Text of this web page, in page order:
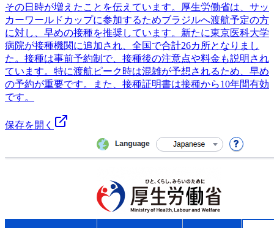
その日時が増えたことを伝えています。厚生労働省は、サッ
カーワールドカップに参加するためブラジルへ渡航予定の方
に対し、早めの接種を推奨しています。新たに東京医科大学
病院が接種機関に追加され、全国で合計26カ所となりまし
た。接種は事前予約制で、接種後の注意点や料金も説明され
ています。特に渡航ピーク時は混雑が予想されるため、早め
の予約が重要です。また、接種証明書は接種から10年間有効
です。
保存を開く